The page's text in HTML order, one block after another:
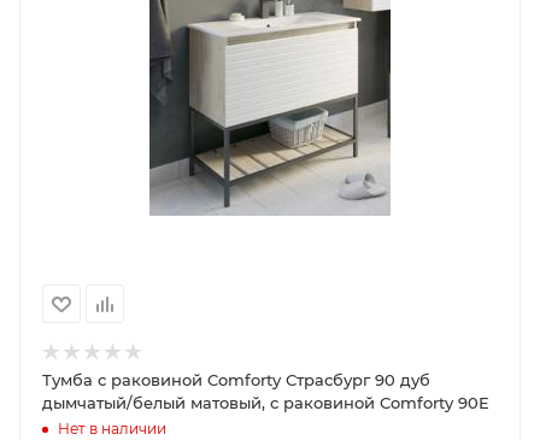
Тумба с раковиной Comforty Страсбург 90 дуб
дымчатый/белый матовый, с раковиной Comforty 90Е
Нет в наличии